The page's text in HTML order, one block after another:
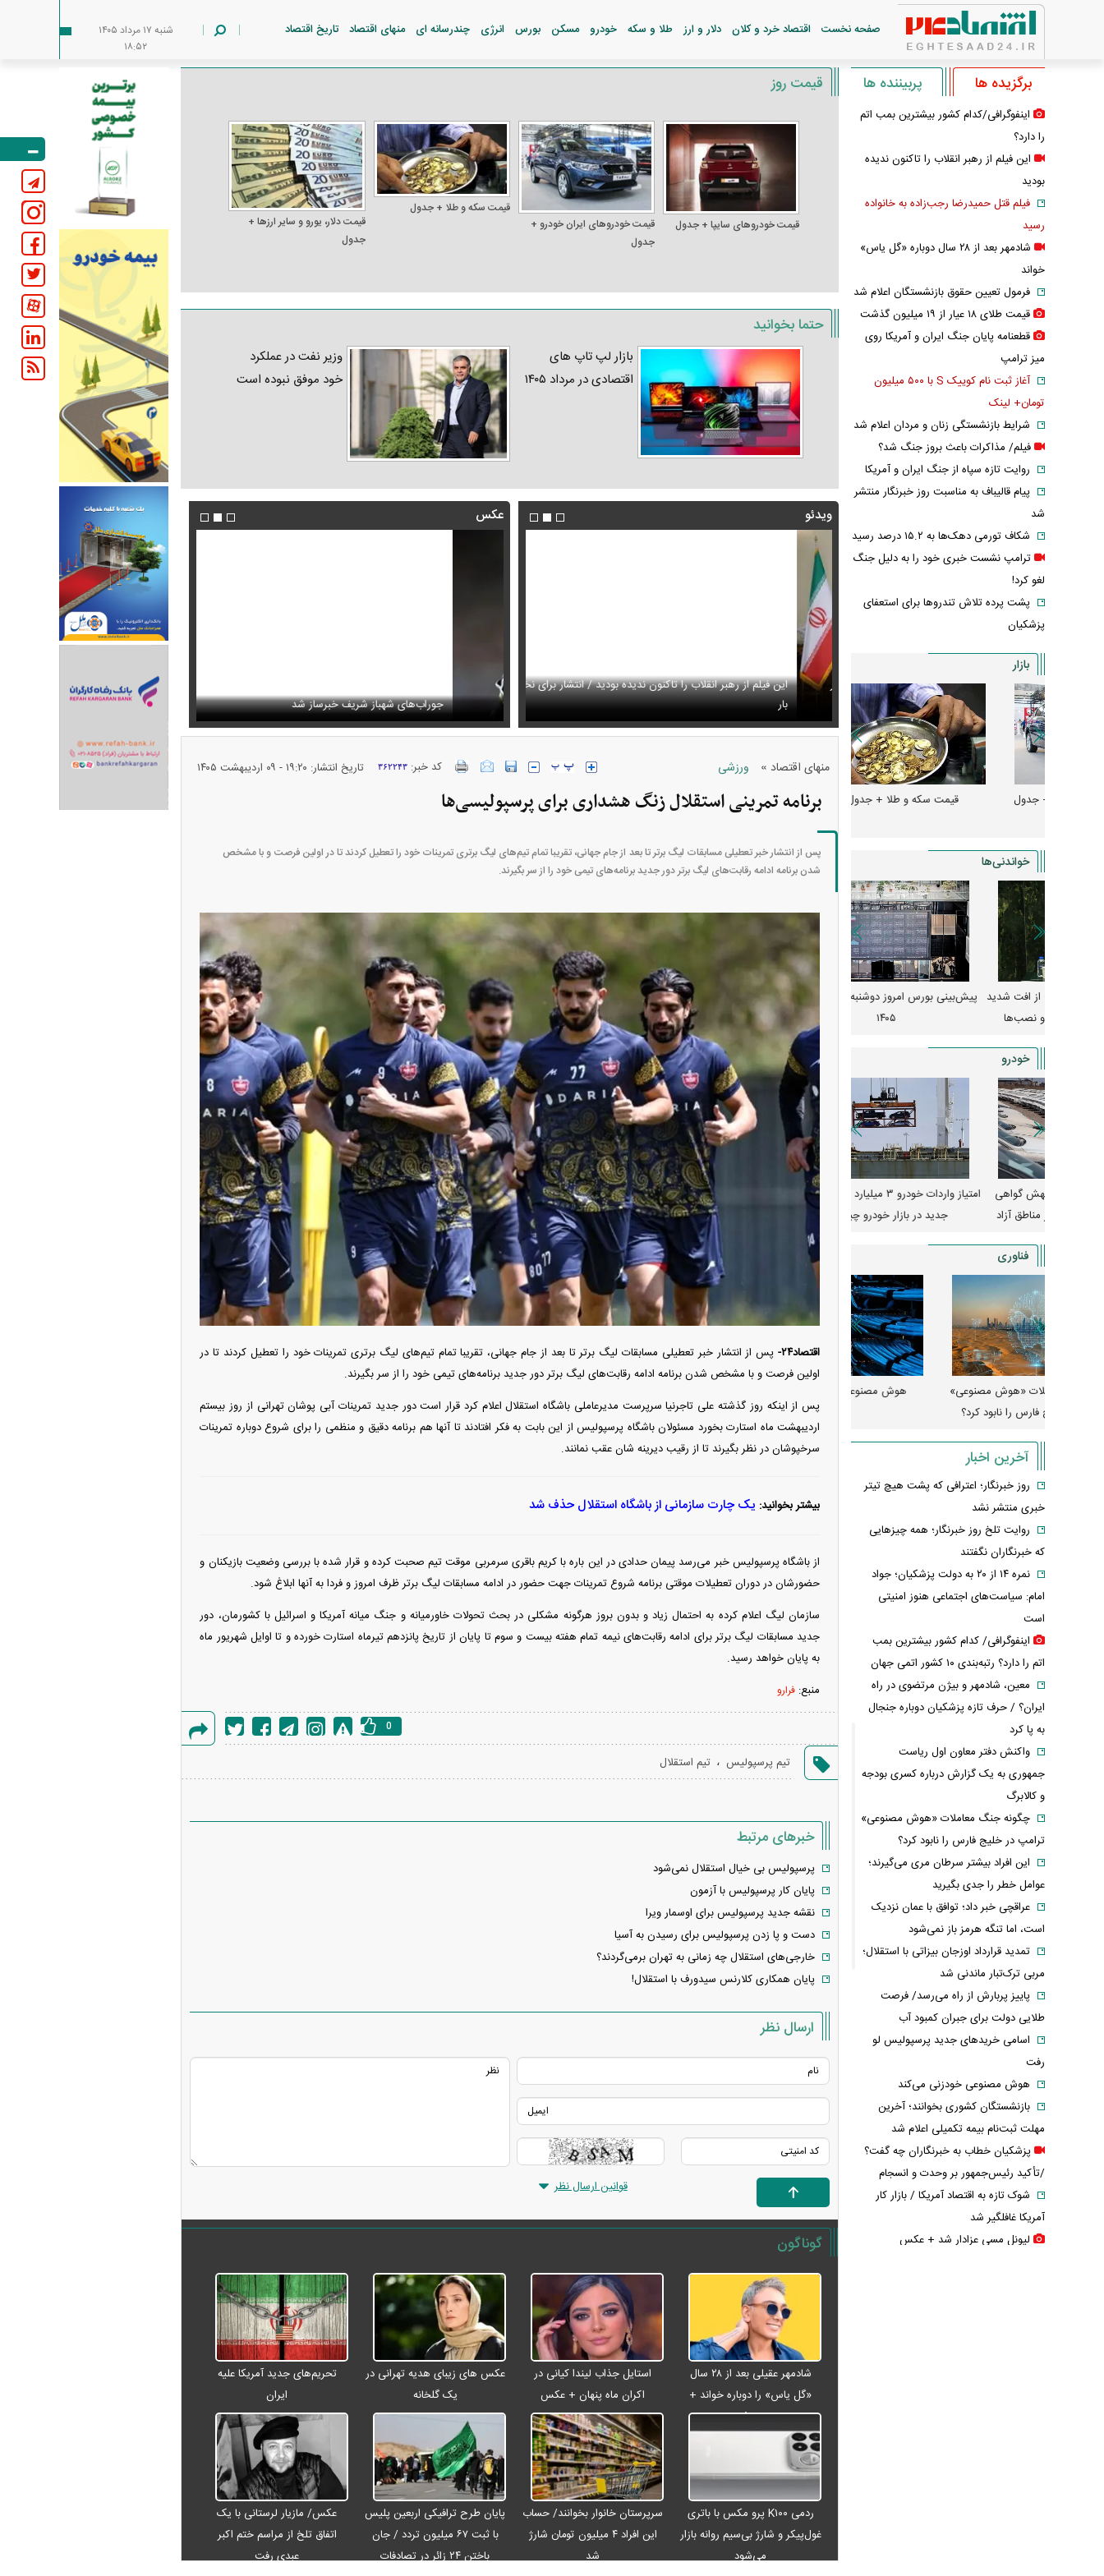
صفحه نخست اقتصاد خرد و کلان دلار و ارز طلا و سکه خودرو مسکن بورس انرژی چندرسانه ای منهای اقتصاد تاریخ اقتصاد
شنبه ۱۷ مرداد ۱۴۰۵
۱۸:۵۲
قیمت روز
قیمت خودرو‌های سایپا + جدول
قیمت خودرو‌های ایران خودرو +
جدول
قیمت سکه و طلا + جدول
قیمت دلار، یورو و سایر ارز‌ها +
جدول
حتما بخوانید
بازار لپ‌ تاپ‌ های
اقتصادی در مرداد ۱۴۰۵
وزیر نفت در عملکرد
خود موفق نبوده است
ویدئو
خطاب به خبرنگاران چه گفت؟ /تأکید رئیس‌جمهور بر
این فیلم از رهبر انقلاب را تاکنون ندیده بودید / انتشار برای نخستین
فیلم / وداع تلخ مردم قم با داماد محبوب مبتلا به سندرم داون
پزشکیان خطاب به خبرنگاران چه گفت؟ /تأکید
وحدت و انسجام
عکس
جدید هدی زین‌العابدین همه را غافلگیر کرد لیونل مسی عزادار شد + عکس جوراب‌های شهباز شریف خبرساز شد عکس جدید هدی زین‌العابدین همه را
منهای اقتصاد » ورزشی کد خبر:۳۶۲۲۴۳ تاریخ انتشار: ۱۹:۲۰ - ۰۹ ارديبهشت ۱۴۰۵
برنامه تمرینی استقلال زنگ هشداری برای پرسپولیسی‌ها
پس از انتشار خبر تعطیلی مسابقات لیگ برتر تا بعد از جام جهانی، تقریبا تمام تیم‌های لیگ برتری تمرینات خود را تعطیل کردند تا در اولین فرصت و با مشخص
شدن برنامه ادامه رقابت‌های لیگ برتر دور جدید برنامه‌های تیمی خود را از سر بگیرند.
اقتصاد۲۴-
پس از انتشار خبر تعطیلی مسابقات لیگ برتر تا بعد از جام جهانی، تقریبا تمام تیم‌های لیگ برتری تمرینات خود را تعطیل کردند تا در
اولین فرصت و با مشخص شدن برنامه ادامه رقابت‌های لیگ برتر دور جدید برنامه‌های تیمی خود را از سر بگیرند.
پس از اینکه روز گذشته علی تاجرنیا سرپرست مدیرعاملی باشگاه استقلال اعلام کرد قرار است دور جدید تمرینات آبی پوشان تهرانی از روز بیستم
اردیبهشت ماه استارت بخورد مسئولان باشگاه پرسپولیس از این بابت به فکر افتادند تا آنها هم برنامه دقیق و منظمی را برای شروع دوباره تمرینات
سرخپوشان در نظر بگیرند تا از رقیب دیرینه شان عقب نمانند.
بیشتر بخوانید: یک چارت سازمانی از باشگاه استقلال حذف شد
از باشگاه پرسپولیس خبر می‌رسد پیمان حدادی در این باره با کریم باقری سرمربی موقت تیم صحبت کرده و قرار شده با بررسی وضعیت بازیکنان و
حضورشان در دوران تعطیلات موقتی برنامه شروع تمرینات جهت حضور در ادامه مسابقات لیگ برتر ظرف امروز و فردا به آنها ابلاغ شود.
سازمان لیگ اعلام کرده به احتمال زیاد و بدون بروز هرگونه مشکلی در بحث تحولات خاورمیانه و جنگ میانه آمریکا و اسرائیل با کشورمان، دور
جدید مسابقات لیگ برتر برای ادامه رقابت‌های نیمه تمام هفته بیست و سوم تا پایان از تاریخ پانزدهم تیرماه استارت خورده و تا اوایل شهریور ماه
به پایان خواهد رسید.
منبع: فرارو
گزارش
0
تیم پرسپولیس ، تیم استقلال
خبرهای مرتبط
پرسپولیس بی خیال استقلال نمی‌شود
پایان کار پرسپولیس با آزمون
نقشه جدید پرسپولیس برای اوسمار ویرا
دست و پا زدن پرسپولیس برای رسیدن به آسیا
خارجی‌های استقلال چه زمانی به تهران برمی‌گردند؟
پایان همکاری کلارنس سیدورف با استقلال!
ارسال نظر
قوانین ارسال نظر
گوناگون
شادمهر عقیلی بعد از ۲۸ سال
«گل یاس» را دوباره خواند +
ویدئو
استایل جذاب لیندا کیانی در
اکران ماه پنهان + عکس
عکس های زیبای هدیه تهرانی در
یک گلخانه
تحریم‌های جدید آمریکا علیه
ایران
ردمی K۱۰۰ پرو مکس با باتری
غول‌پیکر و شارژ بی‌سیم روانه بازار
می‌شود
سرپرستان خانوار بخوانند/ حساب
این افراد ۴ میلیون تومان شارژ
شد
پایان طرح ترافیکی اربعین پلیس
با ثبت ۶۷ میلیون تردد / جان
باختن ۲۴ زائر در تصادفات
عکس/ مازیار لرستانی با یک
اتفاق تلخ از مراسم ختم اکبر
عبدی رفت
برگزیده ها پربیننده ها
اینفوگرافی/کدام کشور بیشترین بمب اتم
را دارد؟
این فیلم از رهبر انقلاب را تاکنون ندیده
بودید
فیلم قتل حمیدرضا رجب‌زاده به خانواده
رسید
شادمهر بعد از ۲۸ سال دوباره «گل یاس»
خواند
فرمول تعیین حقوق بازنشستگان اعلام شد
قیمت طلای ۱۸ عیار از ۱۹ میلیون گذشت
قطعنامه پایان جنگ ایران و آمریکا روی
میز ترامپ
آغاز ثبت نام کوییک S با ۵۰۰ میلیون
تومان+ لینک
شرایط بازنشستگی زنان و مردان اعلام شد
فیلم/ مذاکرات باعث بروز جنگ شد؟
روایت تازه سپاه از جنگ ایران و آمریکا
پیام قالیباف به مناسبت روز خبرنگار منتشر
شد
شکاف تورمی دهک‌ها به ۱۵.۲ درصد رسید
ترامپ نشست خبری خود را به دلیل جنگ
لغو کرد!
پشت پرده تلاش تندروها برای استعفای
پزشکیان
بازار
قیمت سکه و طلا + جدول قیمت دلار، یورو و سایر ارز‌ها + جدول قیمت خودرو‌های ایران خودرو + جدول قیمت خودرو‌های ایران خودرو + جدول قیمت سکه و طلا + جدول
خواندنی‌ها
پیش‌بینی بورس امروز دوشنبه ۱۲ مرداد ماه
زنگ خطر انباشت نیاز در بازار مسکن؛ فنر
قیمت‌ها فشرده شده
کارنامه مردود محسن پاک‌ نژاد؛ از افت شدید
درآمد ارزی تا بازی با عزل و نصب‌ها
۱۴۰۵
خودرو
امتیاز واردات خودرو ۳ میلیارد تومان! / رانت
جدید در بازار خودرو چیست؟
آغاز ثبت نام سایپا از امروز ۱۷ مرداد ۱۴۰۵؛
کوییک S با ۵۰۰ میلیون تومان بخرید + لینک
واردات خودرو گران‌تر شد/ جهش گواهی
اسقاط و محدودیت جدید در مناطق آزاد
امتیاز واردات خودرو ۳ میلیارد تومان! / رانت
جدید در بازار خودرو چیست؟
فناوری
هوش مصنوعی خودزنی می‌کند
میلی‌آمپرساعتی
ترامپ در خلیج فارس را نابود کرد؟
آخرین اخبار
روز خبرنگار؛ اعترافی که پشت هیچ تیتر
خبری منتشر نشد
روایت تلخ روز خبرنگار؛ همه چیزهایی
که خبرنگاران نگفتند
نمره ۱۴ از ۲۰ به دولت پزشکیان؛ جواد
امام: سیاست‌های اجتماعی هنوز امنیتی
است
اینفوگرافی/ کدام کشور بیشترین بمب
اتم را دارد؟ رتبه‌بندی ۱۰ کشور اتمی جهان
معین، شادمهر و بیژن مرتضوی در راه
ایران؟ / حرف تازه پزشکیان دوباره جنجال
به پا کرد
واکنش دفتر معاون اول ریاست
جمهوری به یک گزارش درباره کسری بودجه
و کالابرگ
چگونه جنگ معاملات «هوش مصنوعی»
ترامپ در خلیج فارس را نابود کرد؟
این افراد بیشتر سرطان مری می‌گیرند؛
عوامل خطر را جدی بگیرید
عراقچی خبر داد؛ توافق با عمان نزدیک
است، اما تنگه هرمز باز نمی‌شود
تمدید قرارداد اوزجان بیزاتی با استقلال؛
مربی ترک‌تبار ماندنی شد
پاییز پربارش از راه می‌رسد/ فرصت
طلایی دولت برای جبران کمبود آب
اسامی خریدهای جدید پرسپولیس لو
رفت
هوش مصنوعی خودزنی می‌کند
بازنشستگان کشوری بخوانند؛ آخرین
مهلت ثبت‌نام بیمه تکمیلی اعلام شد
پزشکیان خطاب به خبرنگاران چه گفت؟
/تأکید رئیس‌جمهور بر وحدت و انسجام
شوک تازه به اقتصاد آمریکا / بازار کار
آمریکا غافلگیر شد
لیونل مسی عزادار شد + عکس